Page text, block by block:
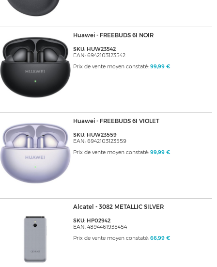
Huawei - FREEBUDS 6I NOIR
SKU: HUW23542
EAN: 6942103123542
Prix de vente moyen constaté: 99,99 €
Huawei - FREEBUDS 6I VIOLET
SKU: HUW23559
EAN: 6942103123559
Prix de vente moyen constaté: 99,99 €
Alcatel - 3082 METALLIC SILVER
SKU: HP02942
EAN: 4894461935454
Prix de vente moyen constaté: 66,99 €